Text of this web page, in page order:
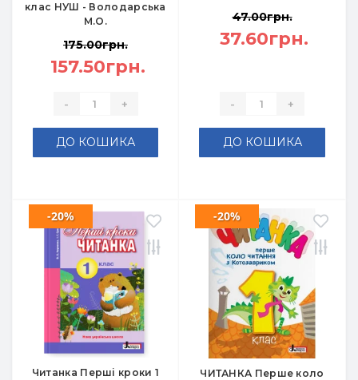
клас НУШ - Володарська
М.О.
175.00грн.
157.50грн.
- +
ДО КОШИКА
47.00грн.
37.60грн.
- +
ДО КОШИКА
Читанка Перші кроки 1
-20%
ЧИТАНКА Перше коло
-20%